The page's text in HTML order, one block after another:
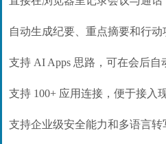
自动生成纪要、重点摘要和行动
支持 AI Apps 思路，可在会后
支持 100+ 应用连接，便于接入
支持企业级安全能力和多语言转